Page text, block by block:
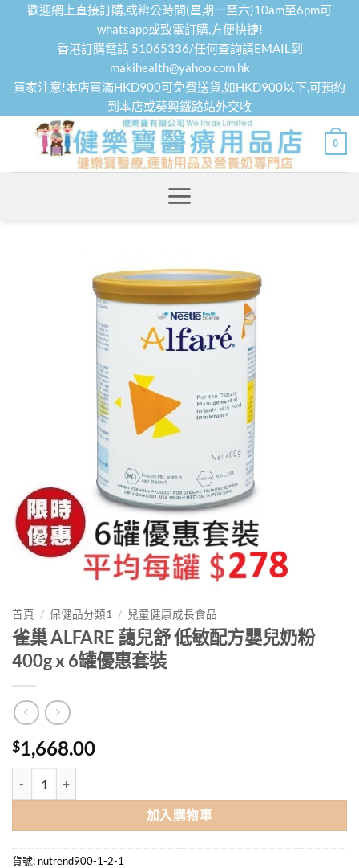
歡迎網上直接訂購,或辨公時間(星期一至六)10am至6pm可
whatsapp或致電訂購,方便快捷!
香港訂購電話 51065336/任何查詢請EMAIL到
makihealth@yahoo.com.hk
買家注意!本店買滿HKD900可免費送貨,如HKD900以下,可預約
到本店或葵興鐵路站外交收
0
首頁 / 保健品分類1 / 兒童健康成長食品
雀巢 ALFARE 藹兒舒 低敏配方嬰兒奶粉
400g x 6罐優惠套裝
$1,668.00
加入購物車
貨號: nutrend900-1-2-1